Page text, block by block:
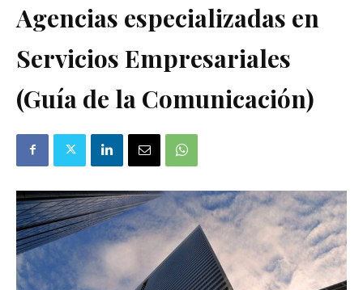
Agencias especializadas en
Servicios Empresariales
(Guía de la Comunicación)